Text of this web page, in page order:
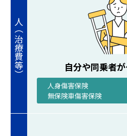
自分や同乗者
人身傷害保険
無保険車傷害保険